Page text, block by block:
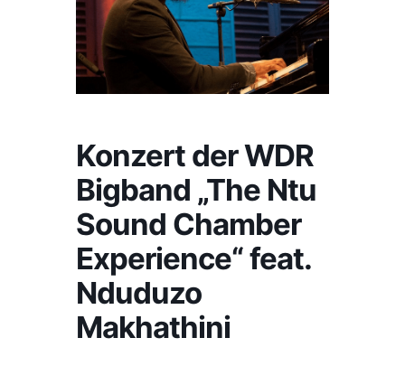
Konzert der WDR
Bigband „The Ntu
Sound Chamber
Experience“ feat.
Nduduzo
Makhathini